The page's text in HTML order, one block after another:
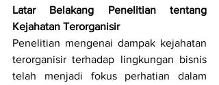
Latar Belakang Penelitian tentang
Kejahatan Terorganisir
Penelitian mengenai dampak kejahatan
terorganisir terhadap lingkungan bisnis
telah menjadi fokus perhatian dalam